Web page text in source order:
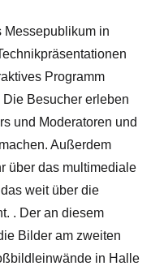
Messepublikum in
Programm
Die Besucher erleben
und Moderatoren und
Außerdem
über das multimediale
weit über die
. Der an diesem
Bilder am zweiten
in Halle